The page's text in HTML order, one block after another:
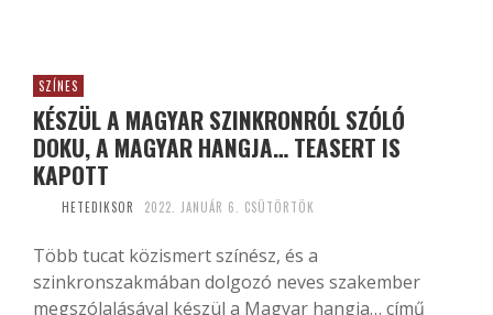
SZÍNES
KÉSZÜL A MAGYAR SZINKRONRÓL SZÓLÓ
DOKU, A MAGYAR HANGJA… TEASERT IS
KAPOTT
HETEDIKSOR 2022. JANUÁR 6. CSÜTÖRTÖK
Több tucat közismert színész, és a
szinkronszakmában dolgozó neves szakember
megszólalásával készül a Magyar hangja… című